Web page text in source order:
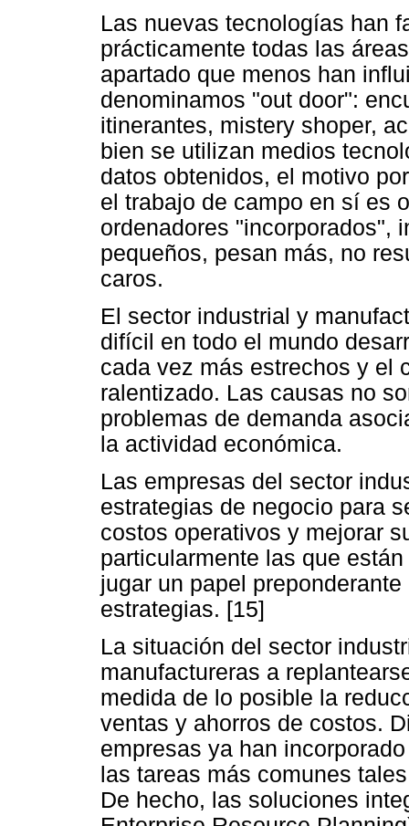
Las nuevas tecnologías han
prácticamente todas las
apartado que menos han
denominamos "out door":
itinerantes, mistery shoper,
bien se utilizan medios
datos obtenidos, el motivo
el trabajo de campo en sí es
ordenadores "incorporados",
pequeños, pesan más, no
caros.
El sector industrial y
difícil en todo el mundo
cada vez más estrechos y el
ralentizado. Las causas no
problemas de demanda
la actividad económica.
Las empresas del sector
estrategias de negocio para
costos operativos y mejorar
particularmente las que
jugar un papel
estrategias. [15]
La situación del sector
manufactureras a
medida de lo posible la
ventas y ahorros de costos.
empresas ya han
las tareas más comunes
De hecho, las soluciones